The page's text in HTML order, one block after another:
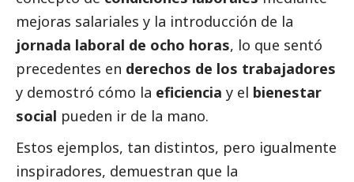
mejoras salariales y la introducción de la
jornada laboral de ocho horas, lo que sentó
precedentes en derechos de los trabajadores
y demostró cómo la eficiencia y el bienestar
social pueden ir de la mano.
Estos ejemplos, tan distintos, pero igualmente
inspiradores, demuestran que la